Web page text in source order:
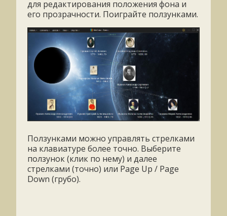
для редактирования положения фона и
его прозрачности. Поиграйте ползунками.
Ползунками можно управлять стрелками
на клавиатуре более точно. Выберите
ползунок (клик по нему) и далее
стрелками (точно) или Page Up / Page
Down (грубо).